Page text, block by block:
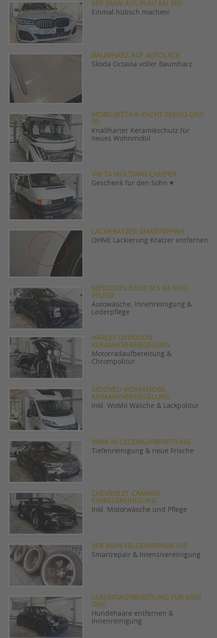
5ER BMW AUS PLAU AM SEE
Einmal hübsch machen!
BAUMHARZ AUF AUTOLACK
Skoda Octavia voller Baumharz
MOBILVETTA K-YACHT TEKNO LINE
90
Knallharter Keramikschutz für
neues Wohnmobil
VW T4 MULTIVAN CAMPER
Geschenk für den Sohn ♥️
LACKKRATZER SMARTREPAIR
OHNE Lackierung Kratzer entfernen
MERCEDES BENZ GLS 63 AMG
PFLEGE
Autowäsche, Innenreinigung &
Lederpflege
HARLEY DAVIDSON
KERAMIKVERSIEGELUNG
Motorradaufbereitung &
Chrompolitur
MOOVEO WOHNMOBIL
KERAMIKVERSIEGELUNG
inkl. WoMo Wäsche & Lackpolitur
BMW X6 LEDERAUFBEREITUNG
Tiefenreinigung & neue Frische
CHEVROLET CAMARO
EXPRESSREINIGUNG
Inkl. Motorwäsche und Pflege
3ER BMW FELGENREPARATUR
Smartrepair & Intensivereinigung
LEASINGAUFBEREITUNG FÜR MINI
ONE
Hundehaare entfernen &
Innenreinigung